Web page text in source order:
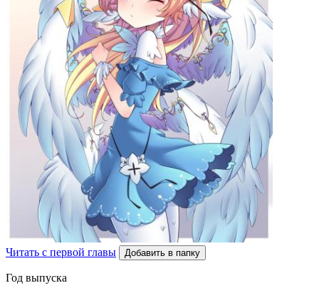
Читать с первой главы Добавить в папку
Год выпуска